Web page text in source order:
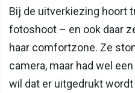
Bij de uitverkiezing hoort
fotoshoot – en ook daar
haar comfortzone. Ze
camera, maar had wel
wil dat er uitgedrukt wordt